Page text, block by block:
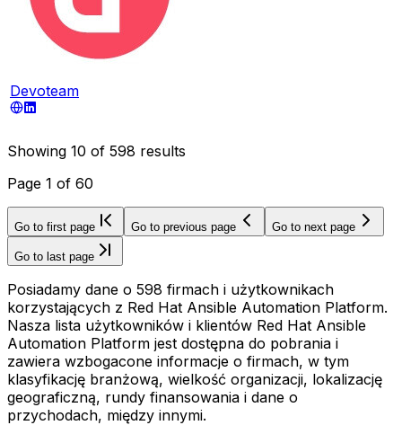
Devoteam
Showing 10 of 598 results
Page 1 of 60
Go to first page Go to previous page Go to next page
Go to last page
Posiadamy dane o 598 firmach i użytkownikach
korzystających z Red Hat Ansible Automation Platform.
Nasza lista użytkowników i klientów Red Hat Ansible
Automation Platform jest dostępna do pobrania i
zawiera wzbogacone informacje o firmach, w tym
klasyfikację branżową, wielkość organizacji, lokalizację
geograficzną, rundy finansowania i dane o
przychodach, między innymi.